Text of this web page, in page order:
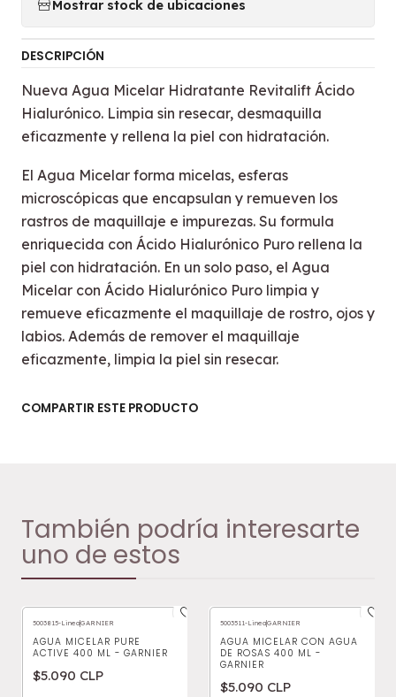
Mostrar stock de ubicaciones
DESCRIPCIÓN
Nueva Agua Micelar Hidratante Revitalift Ácido
Hialurónico. Limpia sin resecar, desmaquilla
eficazmente y rellena la piel con hidratación.
El Agua Micelar forma micelas, esferas
microscópicas que encapsulan y remueven los
rastros de maquillaje e impurezas. Su formula
enriquecida con Ácido Hialurónico Puro rellena la
piel con hidratación. En un solo paso, el Agua
Micelar con Ácido Hialurónico Puro limpia y
remueve eficazmente el maquillaje de rostro, ojos y
labios. Además de remover el maquillaje
eficazmente, limpia la piel sin resecar.
COMPARTIR ESTE PRODUCTO
También podría interesarte
uno de estos
5003815-Linea|GARNIER
AGUA MICELAR PURE
ACTIVE 400 ML - GARNIER
$5.090 CLP
5003511-Linea|GARNIER
AGUA MICELAR CON AGUA
DE ROSAS 400 ML -
GARNIER
$5.090 CLP